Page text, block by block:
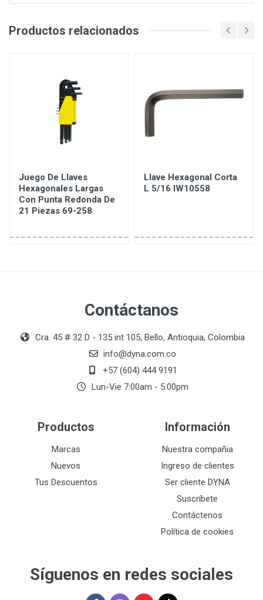
Productos relacionados
Juego De Llaves
Hexagonales Largas
Con Punta Redonda De
21 Piezas 69-258
Llave Hexagonal Corta
L 5/16 IW10558
Contáctanos
Cra. 45 # 32 D - 135 int 105, Bello, Antioquia, Colombia
info@dyna.com.co
+57 (604) 444 9191
Lun-Vie 7:00am - 5:00pm
Productos
Marcas
Nuevos
Tus Descuentos
Información
Nuestra compañia
Ingreso de clientes
Ser cliente DYNA
Suscríbete
Contáctenos
Política de cookies
Síguenos en redes sociales